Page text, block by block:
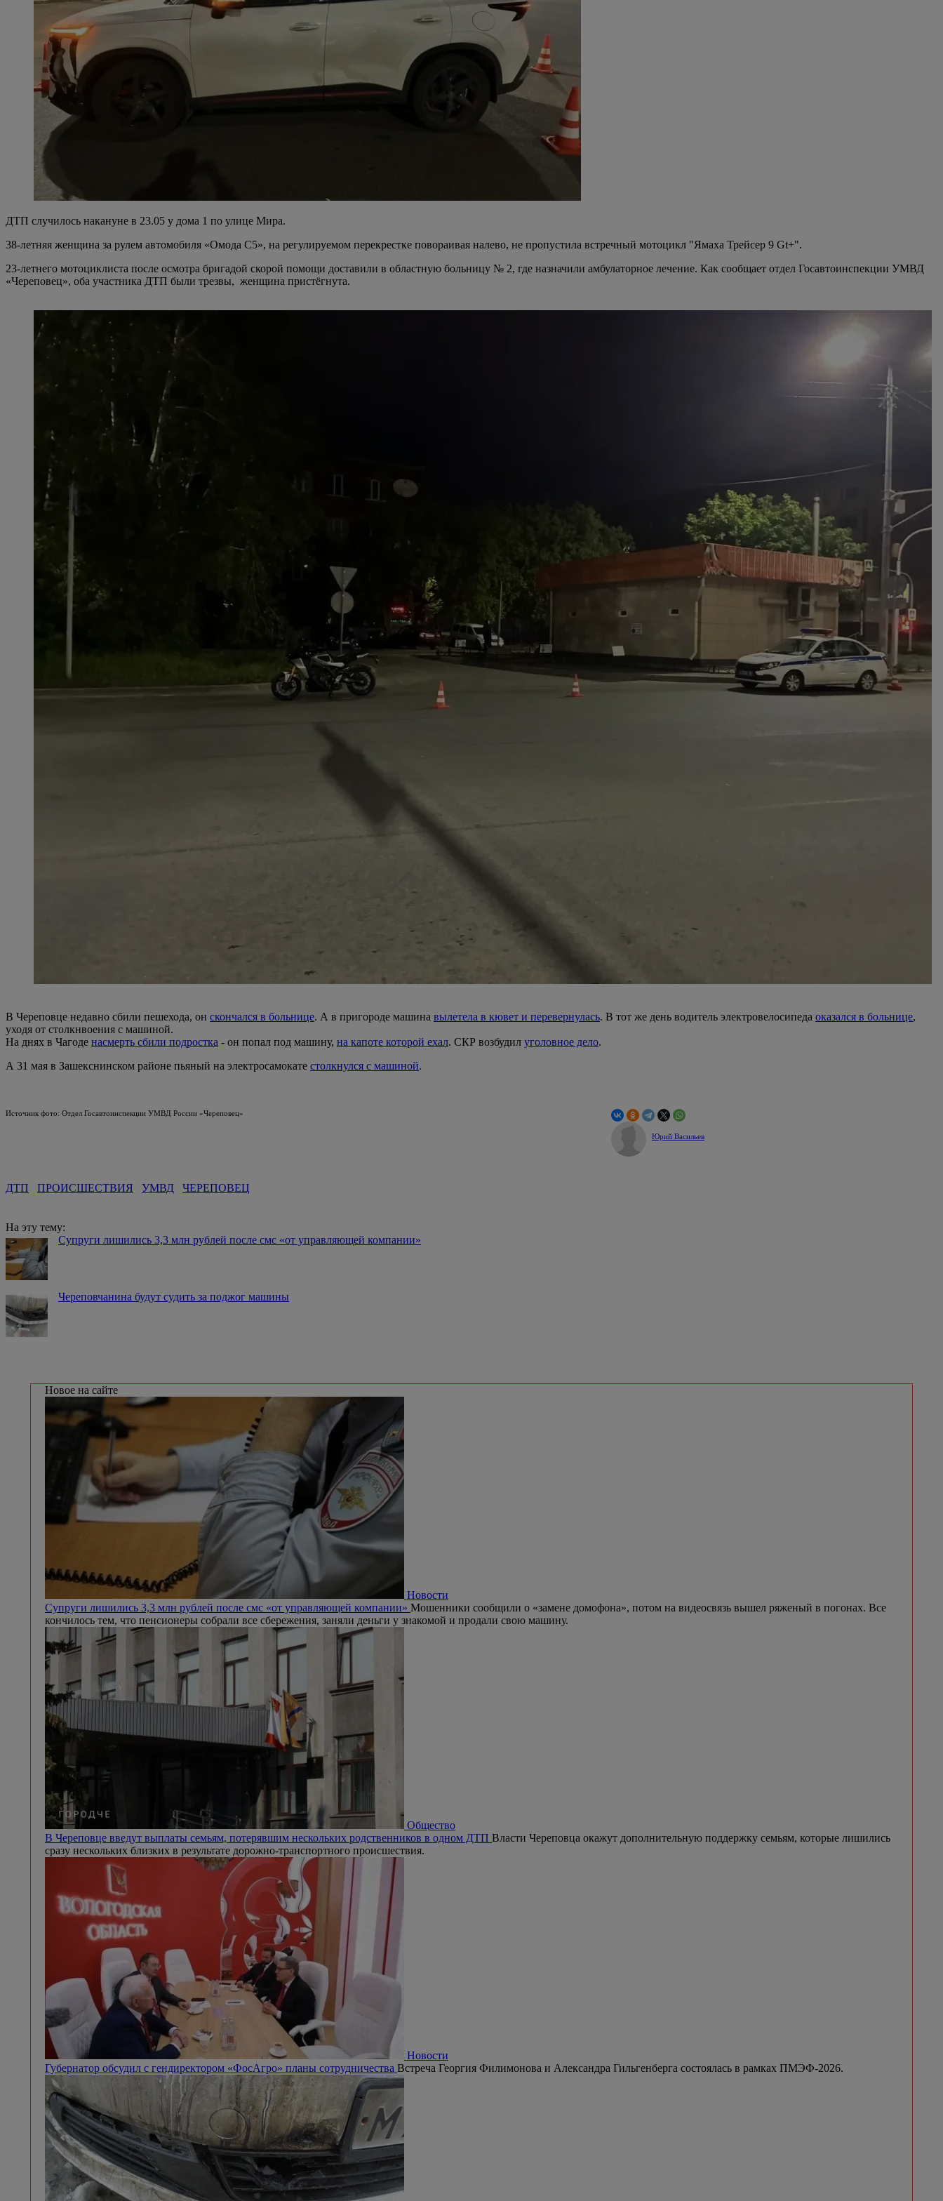
ДТП случилось накануне в 23.05 у дома 1 по улице Мира.
38-летняя женщина за рулем автомобиля «Омода С5», на регулируемом перекрестке повораивая налево, не пропустила встречный мотоцикл "Ямаха Трейсер 9 Gt+".
23-летнего мотоциклиста после осмотра бригадой скорой помощи доставили в областную больницу № 2, где назначили амбулаторное лечение. Как сообщает отдел Госавтоинспекции УМВД
«Череповец», оба участника ДТП были трезвы, женщина пристёгнута.
В Череповце недавно сбили пешехода, он скончался в больнице. А в пригороде машина вылетела в кювет и перевернулась. В тот же день водитель электровелосипеда оказался в больнице,
уходя от столкнвоения с машиной.
На днях в Чагоде насмерть сбили подростка - он попал под машину, на капоте которой ехал. СКР возбудил уголовное дело.
А 31 мая в Зашекснинском районе пьяный на электросамокате столкнулся с машиной.
Источник фото: Отдел Госавтоинспекции УМВД России «Череповец»
Юрий Васильев
ДТП ПРОИСШЕСТВИЯ УМВД ЧЕРЕПОВЕЦ
На эту тему:
Супруги лишились 3,3 млн рублей после смс «от управляющей компании»
Череповчанина будут судить за поджог машины
Новое на сайте
Новости
Супруги лишились 3,3 млн рублей после смс «от управляющей компании» Мошенники сообщили о «замене домофона», потом на видеосвязь вышел ряженый в погонах. Все
кончилось тем, что пенсионеры собрали все сбережения, заняли деньги у знакомой и продали свою машину.
Общество
В Череповце введут выплаты семьям, потерявшим нескольких родственников в одном ДТП Власти Череповца окажут дополнительную поддержку семьям, которые лишились
сразу нескольких близких в результате дорожно-транспортного происшествия.
Новости
Губернатор обсудил с гендиректором «ФосАгро» планы сотрудничества Встреча Георгия Филимонова и Александра Гильгенберга состоялась в рамках ПМЭФ-2026.